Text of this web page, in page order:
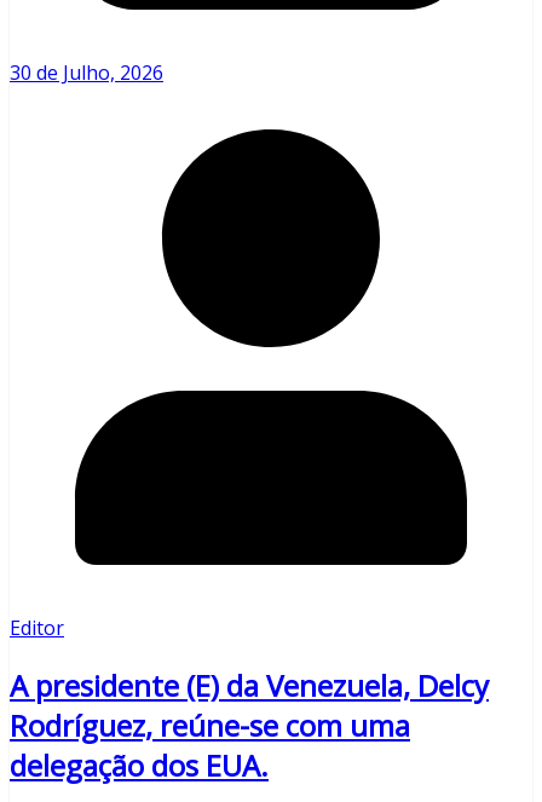
30 de Julho, 2026
Editor
A presidente (E) da Venezuela, Delcy
Rodríguez, reúne-se com uma
delegação dos EUA.